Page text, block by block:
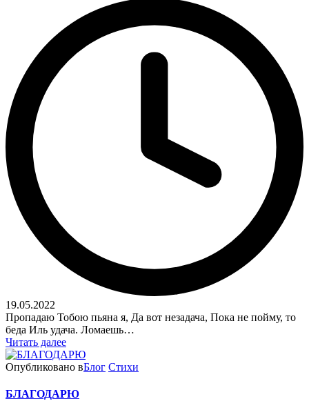
19.05.2022
Пропадаю Тобою пьяна я, Да вот незадача, Пока не пойму, то
беда Иль удача. Ломаешь…
Читать далее
Опубликовано вБлог Стихи
БЛАГОДАРЮ